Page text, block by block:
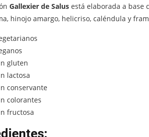
Gallexier de Salus está elaborada a base
hinojo amargo, helicriso, caléndula y
gluten
lactosa
conservante
colorantes
fructosa